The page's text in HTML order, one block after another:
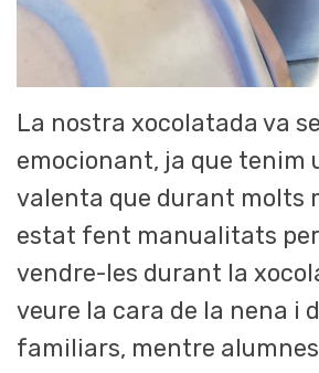
La nostra xocolatada va
emocionant, ja que tenim
valenta que durant molts
estat fent manualitats
vendre-les durant la
veure la cara de la nena i
familiars, mentre